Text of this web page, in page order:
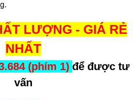
LƯỢNG - GIÁ RẺ
NHẤT
(phím 1) để được tư
vấn